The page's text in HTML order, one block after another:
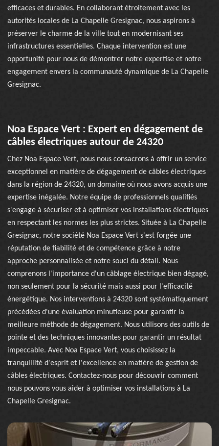
efficaces et durables. En collaborant étroitement avec les
autorités locales de La Chapelle Gresignac, nous aspirons à
préserver le charme de la ville tout en modernisant ses
infrastructures essentielles. Chaque intervention est une
opportunité pour nous de démontrer notre expertise et notre
engagement envers la communauté dynamique de La Chapelle
Gresignac.
Noa Espace Vert : Expert en dégagement de
câbles électriques autour de 24320
Chez Noa Espace Vert, nous nous consacrons à offrir un service
exceptionnel en matière de dégagement de câbles électriques
dans la région de 24320, un domaine où nous avons acquis une
expertise inégalée. Notre équipe de professionnels qualifiés
s'engage à sécuriser et à optimiser vos installations électriques
en respectant les normes les plus strictes. Située à La Chapelle
Gresignac, notre société Noa Espace Vert s'est forgée une
réputation de fiabilité et de compétence grâce à notre
approche personnalisée et notre souci du détail. Nous
comprenons l'importance d'un câblage électrique bien dégagé,
non seulement pour la sécurité mais aussi pour l'efficacité
énergétique. Nos interventions à 24320 sont systématiquement
précédées d'une évaluation minutieuse pour garantir la
meilleure méthode de dégagement. Nous utilisons des outils de
pointe et des techniques innovantes pour garantir un résultat
impeccable. Avec Noa Espace Vert, vous choisissez la
tranquillité d'esprit et l'excellence en matière de gestion de
câbles électriques. Contactez-nous pour découvrir comment
nous pouvons vous aider à optimiser vos installations à La
Chapelle Gresignac.